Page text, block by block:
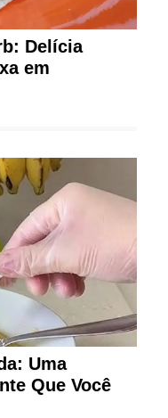
Delícia
em
Uma
Que Você